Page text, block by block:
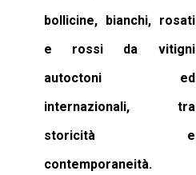
bollicine, bianchi, rosati
e rossi da vitigni
autoctoni ed
internazionali, tra
storicità e
contemporaneità.